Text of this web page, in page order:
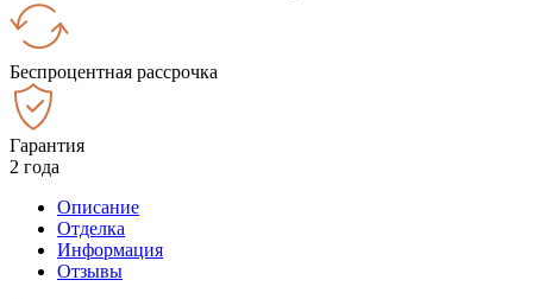
Беспроцентная рассрочка
Гарантия
2 года
Описание
Отделка
Информация
Отзывы